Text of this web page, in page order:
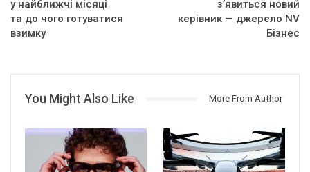
у найближчі місяці
та до чого готуватися
взимку
з’явиться новий
керівник — джерело NV
Бізнес
You Might Also Like More From Author